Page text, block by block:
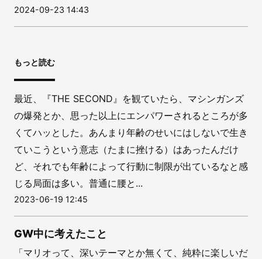
2024-09-23 14:43
もっと読む
最近、『THE SECOND』を観ていたら、マシンガンズ
の爆発とか、思った以上にエンパワーされるところが多
くてハッとした。あんまり年齢のせいにはしないで生き
ていこうという意志（たまに挫ける）はあったんだけ
ど、それでも年齢によって行動に制限が出ているなと感
じる局面は多い。普通に腰と...
2023-06-19 12:45
GW中に考えたこと
「マリオって、深いテーマとか無くて、純粋に楽しいだ